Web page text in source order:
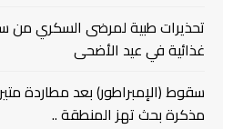
تحذيرات طبية لمرضى السكري من
غذائية في عيد الأضحى
مذكرة بحث تهز المنطقة ..